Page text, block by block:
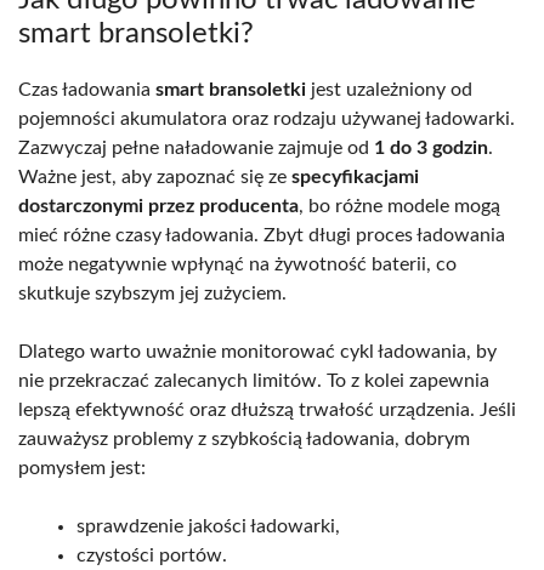
smart bransoletki?
Czas ładowania smart bransoletki jest uzależniony od
pojemności akumulatora oraz rodzaju używanej ładowarki.
Zazwyczaj pełne naładowanie zajmuje od 1 do 3 godzin.
Ważne jest, aby zapoznać się ze specyfikacjami
dostarczonymi przez producenta, bo różne modele mogą
mieć różne czasy ładowania. Zbyt długi proces ładowania
może negatywnie wpłynąć na żywotność baterii, co
skutkuje szybszym jej zużyciem.
Dlatego warto uważnie monitorować cykl ładowania, by
nie przekraczać zalecanych limitów. To z kolei zapewnia
lepszą efektywność oraz dłuższą trwałość urządzenia. Jeśli
zauważysz problemy z szybkością ładowania, dobrym
pomysłem jest:
sprawdzenie jakości ładowarki,
czystości portów.